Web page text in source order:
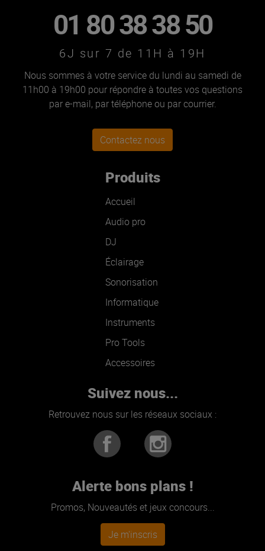
01 80 38 38 50
6J sur 7 de 11H à 19H
Nous sommes à votre service du lundi au samedi de
11h00 à 19h00 pour répondre à toutes vos questions
par e-mail, par téléphone ou par courrier.
Contactez nous
Produits
Accueil
Audio pro
DJ
Éclairage
Sonorisation
Informatique
Instruments
Pro Tools
Accessoires
Suivez nous...
Retrouvez nous sur les réseaux sociaux :
Alerte bons plans !
Promos, Nouveautés et jeux concours...
Je m'inscris